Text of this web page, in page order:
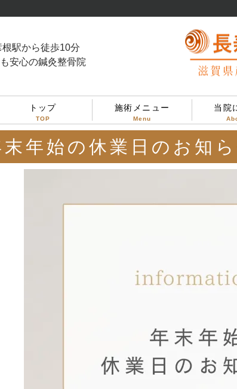
根駅から徒歩10分
安心の鍼灸整骨院
トップ
TOP
施術メニュー
Menu
当院
院
末年始の休業日のお知